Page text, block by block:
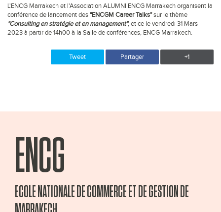
L'ENCG Marrakech et l'Association ALUMNI ENCG Marrakech organisent la
conférence de lancement des"ENCGM Career Talks"sur le thème
"Consulting en stratégie et en management", et ce le vendredi 31 Mars
2023 à partir de 14h00 à la Salle de conférences, ENCG Marrakech.
Tweet Partager +1
ENCG
ECOLE NATIONALE DE COMMERCE ET DE GESTION DE